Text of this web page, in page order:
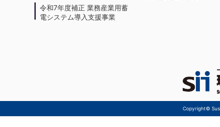
令和7年度補正 業務産業用蓄
電システム導入支援事業
Copyright©